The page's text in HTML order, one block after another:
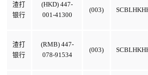
渣打
银行
(HKD) 447-
001-41300
(003)
渣打
银行
(RMB) 447-
078-91534
(003)